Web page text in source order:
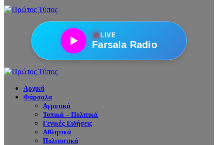
●LIVE
Farsala Radio
Αρχική
Φάρσαλα
Αγροτικά
Τοπικά – Πολιτικά
Γενικές Ειδήσεις
Αθλητικά
Πολιτιστικά